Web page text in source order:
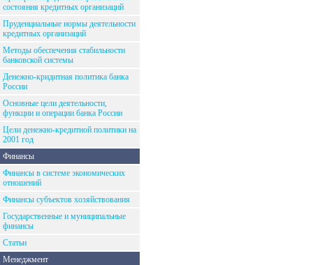
состояния кредитных организаций
Пруденциальные нормы деятельности
кредитных организаций
Методы обеспечения стабильности
банковской системы
Денежно-кридитная политика банка
России
Основные цели деятельности,
функции и операции банка России
Цели денежно-кредитной политики на
2001 год
Финансы
Финансы в системе экономических
отношений
Финансы субъектов хозяйствования
Государственные и муниципальные
финансы
Статьи
Менеджмент